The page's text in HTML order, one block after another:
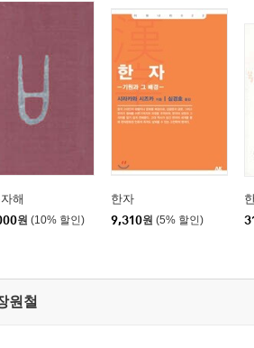
해
원 (10% 할인)
한자
9,310원 (5% 할인)
원철